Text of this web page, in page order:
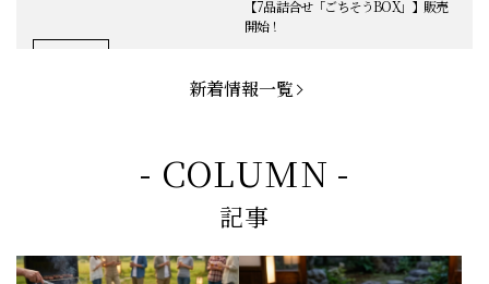
【7品詰合せ「ごちそうBOX」】販売
開始！
ンチカツ」など、黄木の自慢が詰まっ
てます。
【BBQ(バーベキュー)特集】これから
の時期にぴったりなBBQにオススメな
米沢牛の商品をご紹介いたします。今
回限定のBBQセットや、定番部位のお
すすめ商品もございます！
新着情報一覧
- COLUMN -
記事